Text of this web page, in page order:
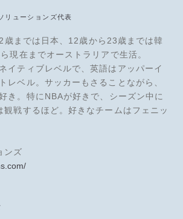
リューションズ代表
歳までは日本、12歳から23歳までは韓
現在までオーストラリアで生活。
イティブレベルで、英語はアッパーイ
レベル。サッカーもさることながら、
き。特にNBAが好きで、シーズン中に
観戦するほど。好きなチームはフェニッ
ンズ